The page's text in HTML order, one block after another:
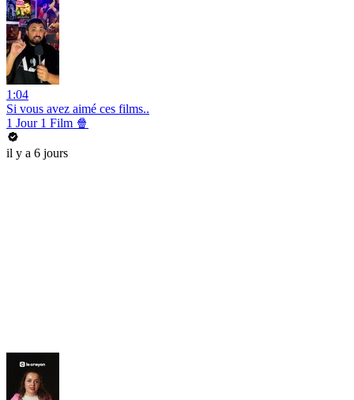
1:04
Si vous avez aimé ces films..
1 Jour 1 Film 🍿
il y a 6 jours